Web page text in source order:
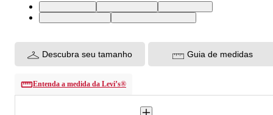
L USA | G BRM USA | M BRS USA | P BR
XL USA | GG BRXXL USA | EGG BR
Descubra seu tamanho Guia de medidas
Entenda a medida da Levi’s®